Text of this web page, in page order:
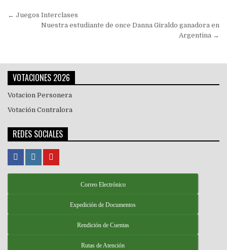
Navegación
← Juegos Interclases
Nuestra estudiante de once Danna Giraldo ganadora en
Argentina →
VOTACIONES 2026
Votacion Personera
Votación Contralora
REDES SOCIALES
Correo Electrónico
Expedición de Documentos
Rendición de Cuentas
Rutas de Atención